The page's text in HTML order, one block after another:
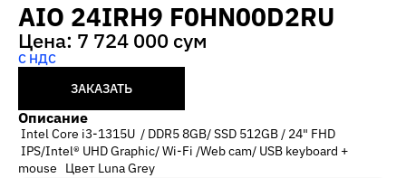
AIO 24IRH9 F0HN00D2RU
Цена: 7 724 000 сум
С НДС
ЗАКАЗАТЬ
Описание
Intel Core i3-1315U / DDR5 8GB/ SSD 512GB / 24" FHD
IPS/Intel® UHD Graphic/ Wi-Fi /Web cam/ USB keyboard +
mouse Цвет Luna Grey